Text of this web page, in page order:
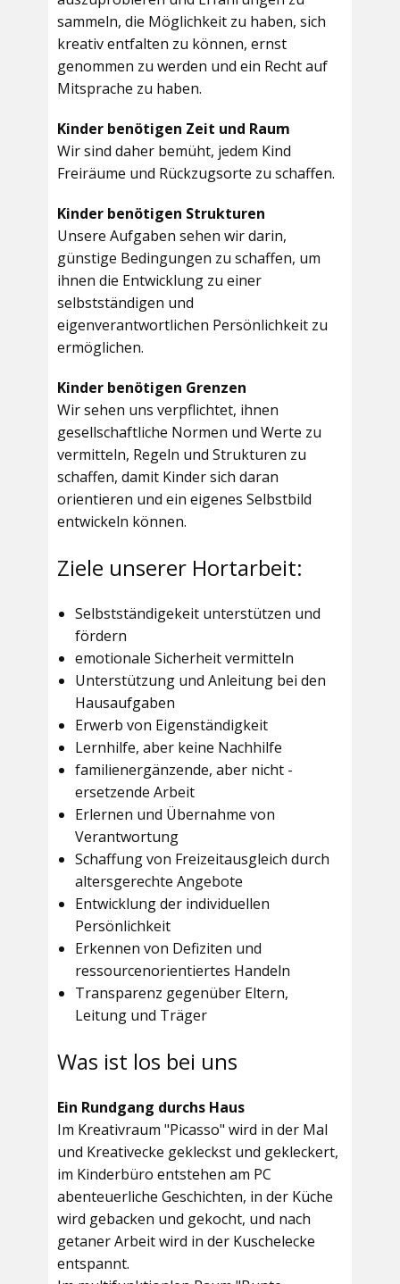
sammeln, die Möglichkeit zu haben, sich
kreativ entfalten zu können, ernst
genommen zu werden und ein Recht auf
Mitsprache zu haben.
Kinder benötigen Zeit und Raum
Wir sind daher bemüht, jedem Kind
Freiräume und Rückzugsorte zu schaffen.
Kinder benötigen Strukturen
Unsere Aufgaben sehen wir darin,
günstige Bedingungen zu schaffen, um
ihnen die Entwicklung zu einer
selbstständigen und
eigenverantwortlichen Persönlichkeit zu
ermöglichen.
Kinder benötigen Grenzen
Wir sehen uns verpflichtet, ihnen
gesellschaftliche Normen und Werte zu
vermitteln, Regeln und Strukturen zu
schaffen, damit Kinder sich daran
orientieren und ein eigenes Selbstbild
entwickeln können.
Ziele unserer Hortarbeit:
Selbstständigekeit unterstützen und
fördern
emotionale Sicherheit vermitteln
Unterstützung und Anleitung bei den
Hausaufgaben
Erwerb von Eigenständigkeit
Lernhilfe, aber keine Nachhilfe
familienergänzende, aber nicht -
ersetzende Arbeit
Erlernen und Übernahme von
Verantwortung
Schaffung von Freizeitausgleich durch
altersgerechte Angebote
Entwicklung der individuellen
Persönlichkeit
Erkennen von Defiziten und
ressourcenorientiertes Handeln
Transparenz gegenüber Eltern,
Leitung und Träger
Was ist los bei uns
Ein Rundgang durchs Haus
Im Kreativraum "Picasso" wird in der Mal
und Kreativecke gekleckst und gekleckert,
im Kinderbüro entstehen am PC
abenteuerliche Geschichten, in der Küche
wird gebacken und gekocht, und nach
getaner Arbeit wird in der Kuschelecke
entspannt.